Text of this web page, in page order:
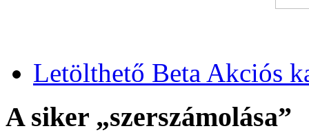
Letölthető Beta Akciós
A siker „szerszámolása”